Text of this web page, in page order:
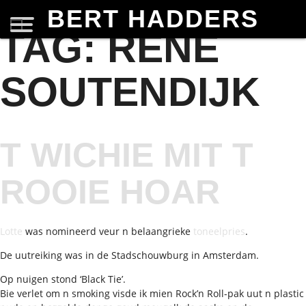
BERT HADDERS
TAG:RENË
SOUTENDIJK
T WICHIE MIT T
ROOIE HOAR
Lotte was nomineerd veur n belaangrieke toneelpries.
De uutreiking was in de Stadschouwburg in Amsterdam.
Op nuigen stond ‘Black Tie’.
Bie verlet om n smoking visde ik mien Rock’n Roll-pak uut n plastic